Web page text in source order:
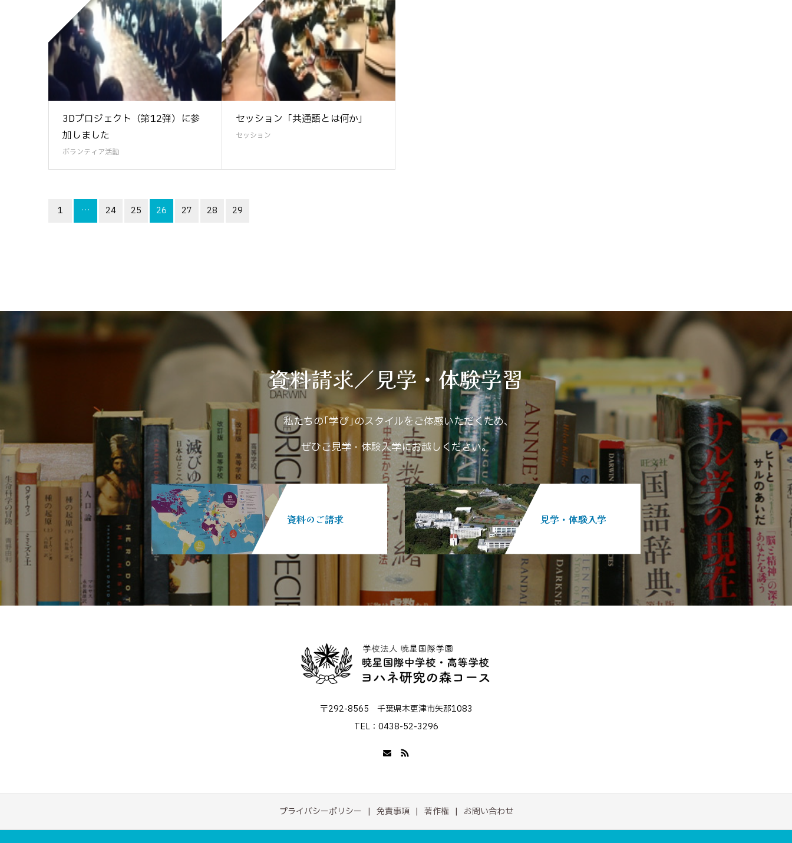
3Dプロジェクト（第12弾）に参
加しました
ボランティア活動
セッション「共通語とは何か」
セッション
1 … 24 25 26 27 28 29
資料請求／見学・体験学習
私たちの｢学び｣のスタイルをご体感いただくため､
ぜひご見学・体験入学にお越しください。
資料のご請求 見学・体験入学
〒292-8565 千葉県木更津市矢那1083
TEL：0438-52-3296
プライバシーポリシー 免責事項 著作権 お問い合わせ